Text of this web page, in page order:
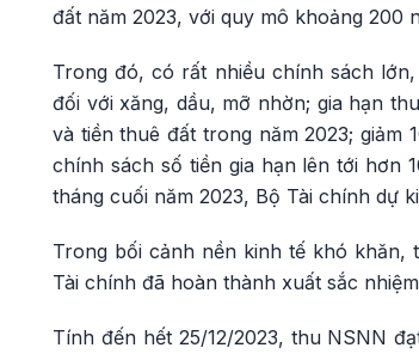
đất năm 2023, với quy mô khoảng 200
Trong đó, có rất nhiều chính sách
đối với xăng, dầu, mỡ nhờn; gia hạn
và tiền thuê đất trong năm 2023;
chính sách số tiền gia hạn lên tới hơn
tháng cuối năm 2023, Bộ Tài chính dự
Trong bối cảnh nền kinh tế khó khăn,
Tài chính đã hoàn thành xuất sắc
Tính đến hết 25/12/2023, thu NSNN